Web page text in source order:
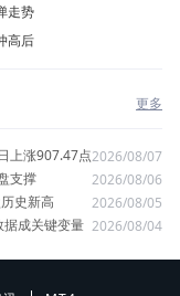
走势
高后
更多
上涨907.47点2026/08/07
支撑
2026/08/06
史新高
2026/08/05
成关键变量 2026/08/04